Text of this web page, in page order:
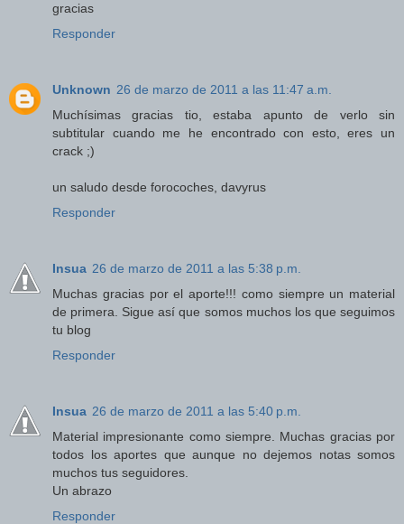
gracias
Responder
Unknown 26 de marzo de 2011 a las 11:47 a.m.
Muchísimas gracias tio, estaba apunto de verlo sin
subtitular cuando me he encontrado con esto, eres un
crack ;)
un saludo desde forocoches, davyrus
Responder
Insua 26 de marzo de 2011 a las 5:38 p.m.
Muchas gracias por el aporte!!! como siempre un material
de primera. Sigue así que somos muchos los que seguimos
tu blog
Responder
Insua 26 de marzo de 2011 a las 5:40 p.m.
Material impresionante como siempre. Muchas gracias por
todos los aportes que aunque no dejemos notas somos
muchos tus seguidores.
Un abrazo
Responder